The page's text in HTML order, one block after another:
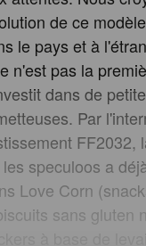
de ce
le pays et à
n'est pas la
dans de
Par
FF2032,
speculoos a
Love Corn
sans gluten